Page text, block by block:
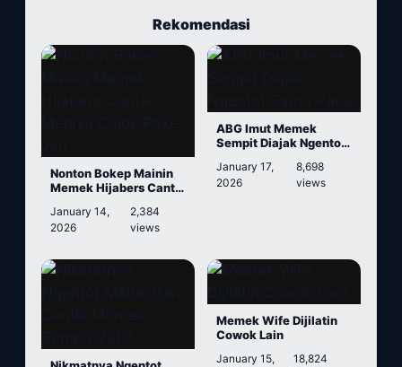
Rekomendasi
Nonton Bokep Mainin
Memek Hijabers Cantik
Jari
January 14,
2026
2,384
views
ABG Imut Memek
Sempit Diajak Ngentot
January 17,
2026
8,698
views
Memek Wife Dijilatin
Cowok Lain
January 15,
18,824